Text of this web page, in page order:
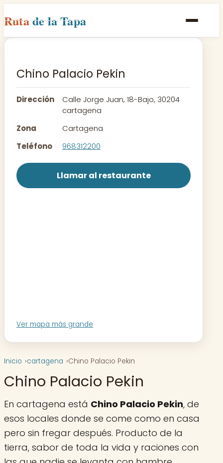
Rutade la Tapa
Inicio
Rutas
Contacto
Chino Palacio Pekin
Dirección
Calle Jorge Juan, 18-Bajo, 30204
cartagena
Zona
Cartagena
Teléfono
968312200
Llamar al restaurante
Ver mapa más grande
Inicio cartagena Chino Palacio Pekin
Chino Palacio Pekin
En cartagena está Chino Palacio Pekin, de
esos locales donde se come como en casa
pero sin fregar después. Producto de la
tierra, sabor de toda la vida y raciones con